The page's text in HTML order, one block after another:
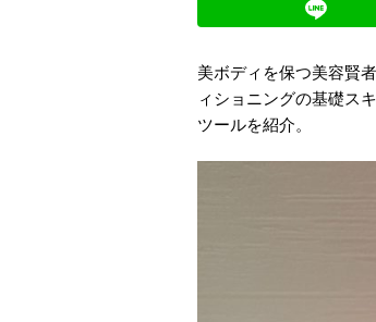
美ボディを保つ美容賢
ィショニングの基礎ス
ツールを紹介。